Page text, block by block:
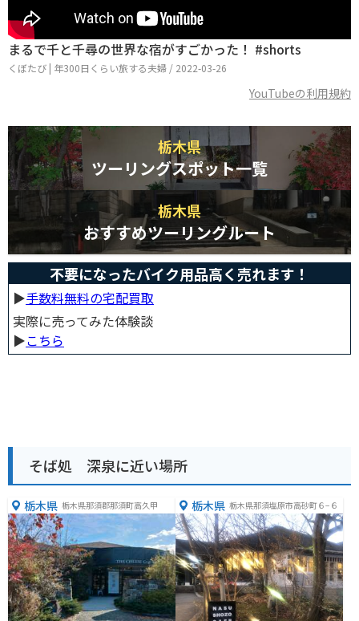
まるで千と千尋の世界な宿がすごかった！ #shorts
くぼたび | 年300日くらい旅する夫婦 / 2022-03-26
YouTubeの利用規約
栃木県
ツーリングスポット一覧
栃木県
おすすめツーリングルート
不要になったバイク用品高く売れます！
▶︎手数料無料の宅配買取
実際に売ってみた体験談
▶︎こちら
そば処 深泉に近い場所
栃木県 栃木県那須郡那須町高久甲 栃木県 栃木県那須塩原市高砂町６−６